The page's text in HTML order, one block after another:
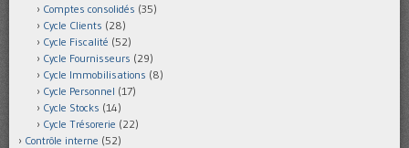
Comptes consolidés (35)
Cycle Clients (28)
Cycle Fiscalité (52)
Cycle Fournisseurs (29)
Cycle Immobilisations (8)
Cycle Personnel (17)
Cycle Stocks (14)
Cycle Trésorerie (22)
Contrôle interne (52)